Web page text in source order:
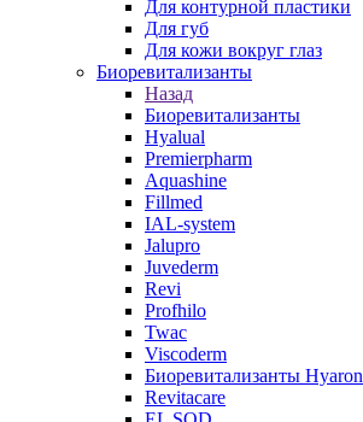
Для контурной пластики
Для губ
Для кожи вокруг глаз
Биоревитализанты
Назад
Биоревитализанты
Hyalual
Premierpharm
Aquashine
Fillmed
IAL-system
Jalupro
Juvederm
Revi
Profhilo
Twac
Viscoderm
Биоревитализанты Hyaron
Revitacare